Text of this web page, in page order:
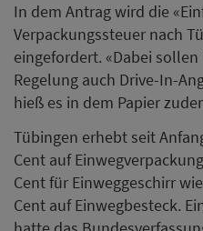
In dem Antrag wird die
Verpackungssteuer nach
eingefordert. «Dabei
Regelung auch Drive-In-
hieß es in dem Papier
Tübingen erhebt seit
Cent auf
Cent für Einweggeschirr
Cent auf Einwegbesteck.